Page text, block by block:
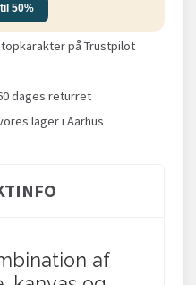
50%
på Trustpilot
dages returret
lager i Aarhus
af